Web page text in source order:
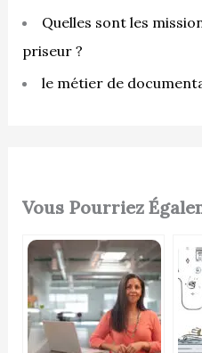
Quelles sont les
priseur ?
le métier de
Vous Pourriez